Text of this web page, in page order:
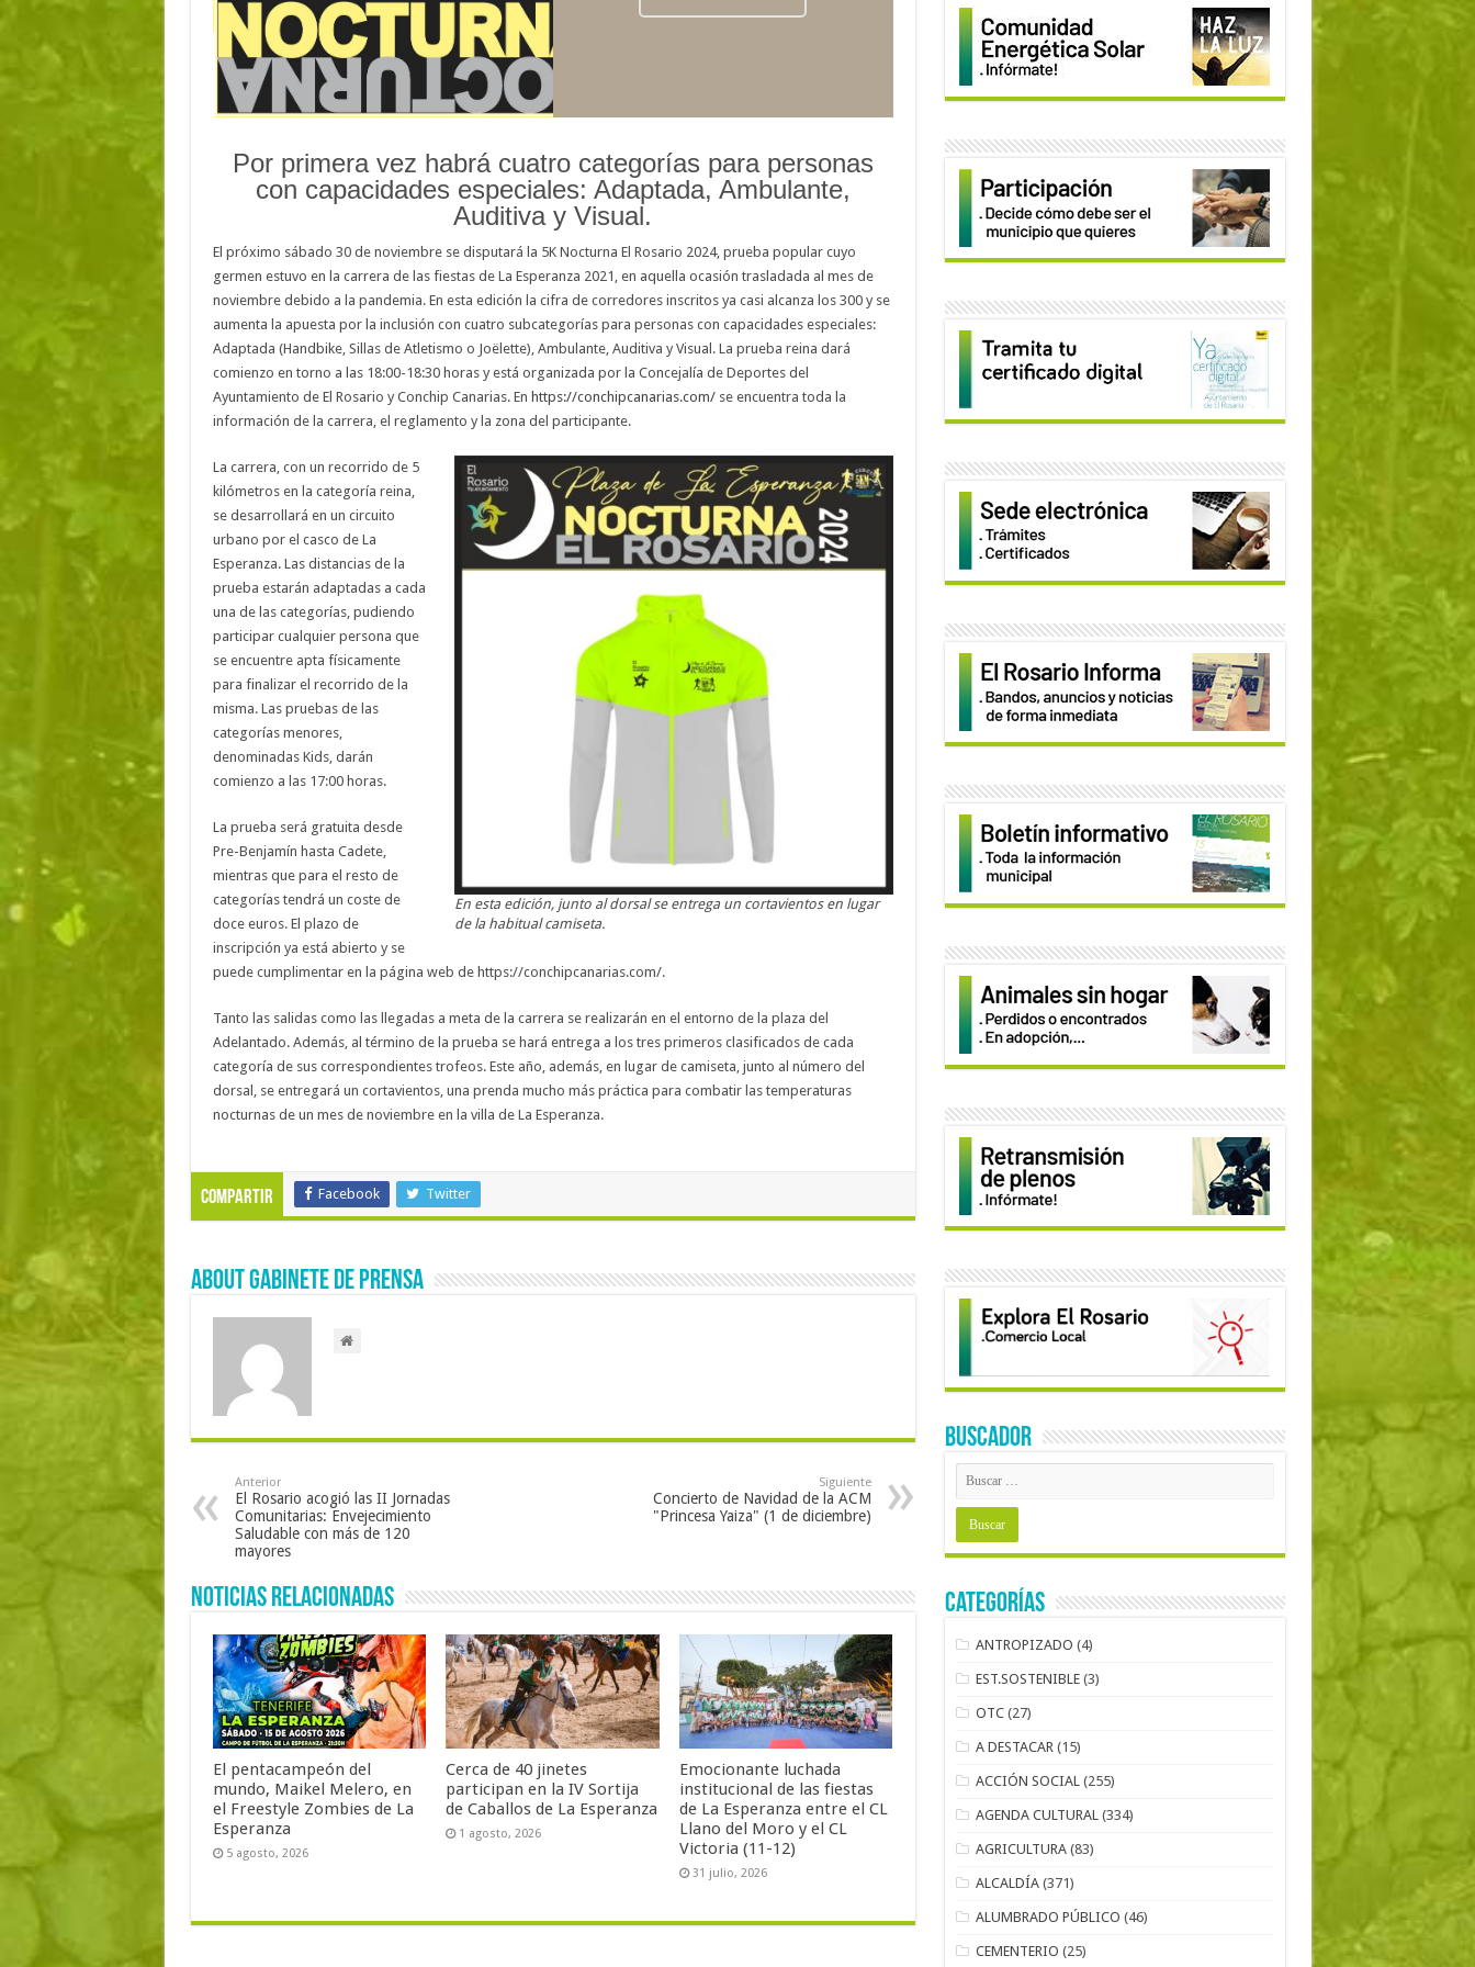
Por primera vez habrá cuatro categorías para personas
con capacidades especiales: Adaptada, Ambulante,
Auditiva y Visual.
El próximo sábado 30 de noviembre se disputará la 5K Nocturna El Rosario 2024, prueba popular cuyo
germen estuvo en la carrera de las fiestas de La Esperanza 2021, en aquella ocasión trasladada al mes de
noviembre debido a la pandemia. En esta edición la cifra de corredores inscritos ya casi alcanza los 300 y se
aumenta la apuesta por la inclusión con cuatro subcategorías para personas con capacidades especiales:
Adaptada (Handbike, Sillas de Atletismo o Joëlette), Ambulante, Auditiva y Visual. La prueba reina dará
comienzo en torno a las 18:00-18:30 horas y está organizada por la Concejalía de Deportes del
Ayuntamiento de El Rosario y Conchip Canarias. En https://conchipcanarias.com/se encuentra toda la
información de la carrera, el reglamento y la zona del participante.
En esta edición, junto al dorsal se entrega un cortavientos en lugar
de la habitual camiseta.
La carrera, con un recorrido de 5
kilómetros en la categoría reina,
se desarrollará en un circuito
urbano por el casco de La
Esperanza. Las distancias de la
prueba estarán adaptadas a cada
una de las categorías, pudiendo
participar cualquier persona que
se encuentre apta físicamente
para finalizar el recorrido de la
misma. Las pruebas de las
categorías menores,
denominadas Kids, darán
comienzo a las 17:00 horas.
La prueba será gratuita desde
Pre-Benjamín hasta Cadete,
mientras que para el resto de
categorías tendrá un coste de
doce euros. El plazo de
inscripción ya está abierto y se
puede cumplimentar en la página web de https://conchipcanarias.com/.
Tanto las salidas como las llegadas a meta de la carrera se realizarán en el entorno de la plaza del
Adelantado. Además, al término de la prueba se hará entrega a los tres primeros clasificados de cada
categoría de sus correspondientes trofeos. Este año, además, en lugar de camiseta, junto al número del
dorsal, se entregará un cortavientos, una prenda mucho más práctica para combatir las temperaturas
nocturnas de un mes de noviembre en la villa de La Esperanza.
Compartir Facebook Twitter
About Gabinete de Prensa
Anterior
El Rosario acogió las II Jornadas
Comunitarias: Envejecimiento
Saludable con más de 120
mayores
Siguiente
Concierto de Navidad de la ACM
"Princesa Yaiza" (1 de diciembre)
Noticias Relacionadas
El pentacampeón del
mundo, Maikel Melero, en
el Freestyle Zombies de La
Esperanza
5 agosto, 2026
Cerca de 40 jinetes
participan en la IV Sortija
de Caballos de La Esperanza
1 agosto, 2026
Emocionante luchada
institucional de las fiestas
de La Esperanza entre el CL
Llano del Moro y el CL
Victoria (11-12)
31 julio, 2026
BUSCADOR
Categorías
ANTROPIZADO (4)
EST.SOSTENIBLE (3)
OTC (27)
A DESTACAR (15)
ACCIÓN SOCIAL (255)
AGENDA CULTURAL (334)
AGRICULTURA (83)
ALCALDÍA (371)
ALUMBRADO PÚBLICO (46)
CEMENTERIO (25)